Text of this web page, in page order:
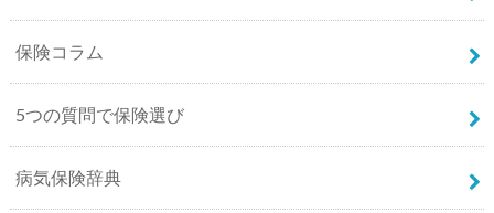
保険コラム
5つの質問で保険選び
病気保険辞典